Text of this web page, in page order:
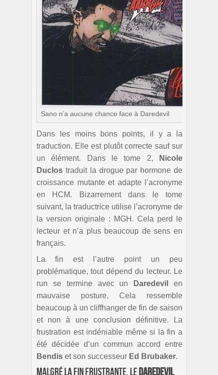
Sano n’a aucune chance face à Daredevil
Dans les moins bons points, il y a la
traduction. Elle est plutôt correcte sauf sur
un élément. Dans le tome 2,
Nicole
Duclos traduit la drogue par hormone de
croissance mutante et adapte l’acronyme
en HCM. Bizarrement dans le tome
suivant, la traductrice utilise l’acronyme de
la version originale : MGH. Cela perd le
lecteur et n’a plus beaucoup de sens en
français.
La fin est l’autre point un peu
problématique, tout dépend du lecteur. Le
run se termine avec un
Daredevil
en
mauvaise posture. Cela ressemble
beaucoup à un cliffhanger de fin de saison
et non à une conclusion définitive. La
frustration est indéniable même si la fin a
été décidée d’un commun accord entre
Bendis et son successeur Ed Brubaker.
Malgré la fin frustrante, le Daredevil